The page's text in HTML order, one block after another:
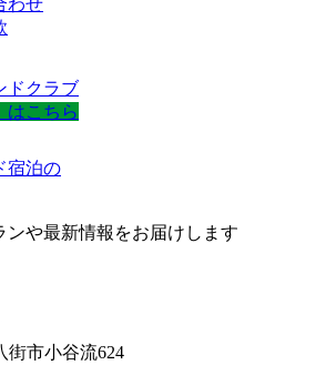
わせ
はこちら
宿泊の
ンや最新情報をお届けします
街市小谷流624